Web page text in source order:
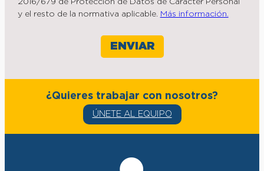
y el resto de la normativa aplicable. Más información.
¿Quieres trabajar con nosotros?
ÚNETE AL EQUIPO